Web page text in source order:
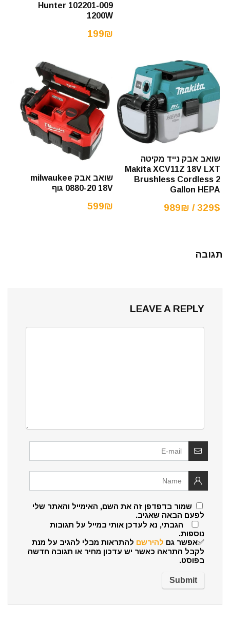
Hunter 102201-009
1200W
199₪
שואב אבק נייד מקיטה
Makita XCV11Z 18V LXT
Brushless Cordless 2
Gallon HEPA
329$ / 989₪
שואב אבק milwaukee
0880-20 18V גוף
599₪
תגובה
LEAVE A REPLY
שמור בדפדפן זה את השם, האימייל והאתר שלי
לפעם הבאה שאגיב.
הגבתי, נא לעדכן אותי במייל על תגובות
נוספות.
✅אפשר גם להירשם להתראות מבלי להגיב על מנת
לקבל התראה כאשר יש עדכון מחיר או תגובה חדשה
בפוסט.